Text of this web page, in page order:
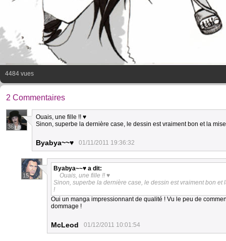
4484 vues
2 Commentaires
36
Ouais, une fille !! ♥
Sinon, superbe la dernière case, le dessin est vraiment bon et la
Byabya~~♥ 01/11/2011 19:36:32
15
Byabya~~♥ a dit:
Ouais, une fille !! ♥
Sinon, superbe la dernière case, le dessin est vraiment bon
!
Oui un manga impressionnant de qualité ! Vu le peu de
dommage !
McLeod 01/12/2011 10:01:54